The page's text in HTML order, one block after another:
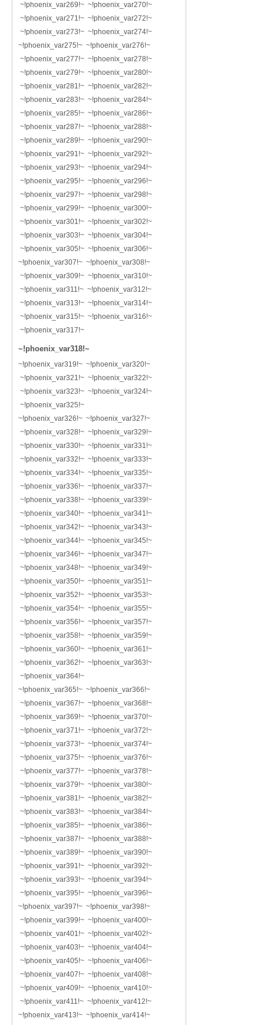
~!phoenix_var269!~ ~!phoenix_var270!~
~!phoenix_var271!~ ~!phoenix_var272!~
~!phoenix_var273!~ ~!phoenix_var274!~
~!phoenix_var275!~ ~!phoenix_var276!~
~!phoenix_var277!~ ~!phoenix_var278!~
~!phoenix_var279!~ ~!phoenix_var280!~
~!phoenix_var281!~ ~!phoenix_var282!~
~!phoenix_var283!~ ~!phoenix_var284!~
~!phoenix_var285!~ ~!phoenix_var286!~
~!phoenix_var287!~ ~!phoenix_var288!~
~!phoenix_var289!~ ~!phoenix_var290!~
~!phoenix_var291!~ ~!phoenix_var292!~
~!phoenix_var293!~ ~!phoenix_var294!~
~!phoenix_var295!~ ~!phoenix_var296!~
~!phoenix_var297!~ ~!phoenix_var298!~
~!phoenix_var299!~ ~!phoenix_var300!~
~!phoenix_var301!~ ~!phoenix_var302!~
~!phoenix_var303!~ ~!phoenix_var304!~
~!phoenix_var305!~ ~!phoenix_var306!~
~!phoenix_var307!~ ~!phoenix_var308!~
~!phoenix_var309!~ ~!phoenix_var310!~
~!phoenix_var311!~ ~!phoenix_var312!~
~!phoenix_var313!~ ~!phoenix_var314!~
~!phoenix_var315!~ ~!phoenix_var316!~
~!phoenix_var317!~
~!phoenix_var318!~
~!phoenix_var319!~ ~!phoenix_var320!~
~!phoenix_var321!~ ~!phoenix_var322!~
~!phoenix_var323!~ ~!phoenix_var324!~
~!phoenix_var325!~
~!phoenix_var326!~ ~!phoenix_var327!~
~!phoenix_var328!~ ~!phoenix_var329!~
~!phoenix_var330!~ ~!phoenix_var331!~
~!phoenix_var332!~ ~!phoenix_var333!~
~!phoenix_var334!~ ~!phoenix_var335!~
~!phoenix_var336!~ ~!phoenix_var337!~
~!phoenix_var338!~ ~!phoenix_var339!~
~!phoenix_var340!~ ~!phoenix_var341!~
~!phoenix_var342!~ ~!phoenix_var343!~
~!phoenix_var344!~ ~!phoenix_var345!~
~!phoenix_var346!~ ~!phoenix_var347!~
~!phoenix_var348!~ ~!phoenix_var349!~
~!phoenix_var350!~ ~!phoenix_var351!~
~!phoenix_var352!~ ~!phoenix_var353!~
~!phoenix_var354!~ ~!phoenix_var355!~
~!phoenix_var356!~ ~!phoenix_var357!~
~!phoenix_var358!~ ~!phoenix_var359!~
~!phoenix_var360!~ ~!phoenix_var361!~
~!phoenix_var362!~ ~!phoenix_var363!~
~!phoenix_var364!~
~!phoenix_var365!~ ~!phoenix_var366!~
~!phoenix_var367!~ ~!phoenix_var368!~
~!phoenix_var369!~ ~!phoenix_var370!~
~!phoenix_var371!~ ~!phoenix_var372!~
~!phoenix_var373!~ ~!phoenix_var374!~
~!phoenix_var375!~ ~!phoenix_var376!~
~!phoenix_var377!~ ~!phoenix_var378!~
~!phoenix_var379!~ ~!phoenix_var380!~
~!phoenix_var381!~ ~!phoenix_var382!~
~!phoenix_var383!~ ~!phoenix_var384!~
~!phoenix_var385!~ ~!phoenix_var386!~
~!phoenix_var387!~ ~!phoenix_var388!~
~!phoenix_var389!~ ~!phoenix_var390!~
~!phoenix_var391!~ ~!phoenix_var392!~
~!phoenix_var393!~ ~!phoenix_var394!~
~!phoenix_var395!~ ~!phoenix_var396!~
~!phoenix_var397!~ ~!phoenix_var398!~
~!phoenix_var399!~ ~!phoenix_var400!~
~!phoenix_var401!~ ~!phoenix_var402!~
~!phoenix_var403!~ ~!phoenix_var404!~
~!phoenix_var405!~ ~!phoenix_var406!~
~!phoenix_var407!~ ~!phoenix_var408!~
~!phoenix_var409!~ ~!phoenix_var410!~
~!phoenix_var411!~ ~!phoenix_var412!~
~!phoenix_var413!~ ~!phoenix_var414!~